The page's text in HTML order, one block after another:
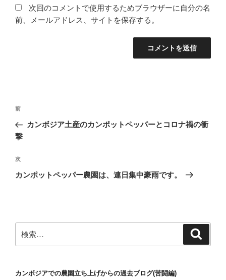
次回のコメントで使用するためブラウザーに自分の名
前、メールアドレス、サイトを保存する。
投
ナ
ゲ
ー
前
の
投
前
カンボジア土産のカンポットペッパーとコロナ禍の衝
撃
次
の
次
カンポットペッパー農園は、連日集中豪雨です。
索:
カンボジアでの農園立ち上げからの過去ブログ(苦闘編)